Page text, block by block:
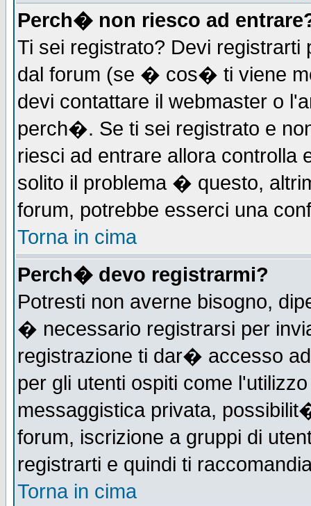
Perch� non riesco ad
Ti sei registrato? Devi registrarti
dal forum (se � cos� ti viene
devi contattare il webmaster o
perch�. Se ti sei registrato e
riesci ad entrare allora controlla
solito il problema � questo,
forum, potrebbe esserci una
Torna in cima
Perch� devo registrarmi?
Potresti non averne bisogno,
� necessario registrarsi per
registrazione ti dar� accesso
per gli utenti ospiti come
messaggistica privata,
forum, iscrizione a gruppi di
registrarti e quindi ti
Torna in cima